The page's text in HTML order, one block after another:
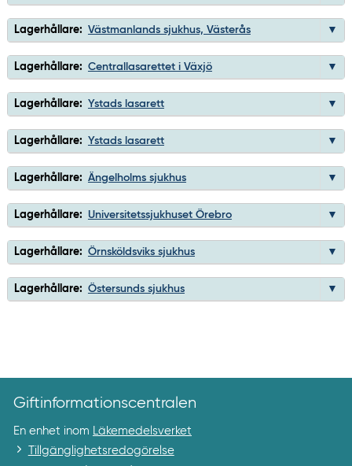
Lagerhållare: Västmanlands sjukhus, Västerås
Lagerhållare: Centrallasarettet i Växjö
Lagerhållare: Ystads lasarett
Lagerhållare: Ystads lasarett
Lagerhållare: Ängelholms sjukhus
Lagerhållare: Universitetssjukhuset Örebro
Lagerhållare: Örnsköldsviks sjukhus
Lagerhållare: Östersunds sjukhus
Giftinformationscentralen
En enhet inom
Läkemedelsverket
Tillgänglighetsredogörelse